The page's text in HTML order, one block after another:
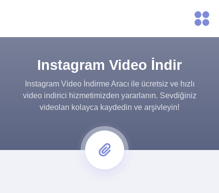
Instagram Video İndir
Instagram Video İndirme Aracı ile ücretsiz ve hızlı
video indirici hizmetimizden yararlanın. Sevdiğiniz
videoları kolayca kaydedin ve arşivleyin!